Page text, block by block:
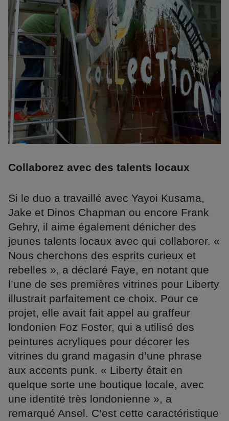
Collaborez avec des talents locaux
Si le duo a travaillé avec Yayoi Kusama,
Jake et Dinos Chapman ou encore Frank
Gehry, il aime également dénicher des
jeunes talents locaux avec qui collaborer. «
Nous cherchons des esprits curieux et
rebelles », a déclaré Faye, en notant que
l’une de ses premières vitrines pour Liberty
illustrait parfaitement ce choix. Pour ce
projet, elle avait fait appel au graffeur
londonien Foz Foster, qui a utilisé des
peintures acryliques pour décorer les
vitrines du grand magasin d’une phrase
aux accents punk. « Liberty était en
quelque sorte une boutique locale, avec
une identité très londonienne », a
remarqué Ansel. C’est cette caractéristique